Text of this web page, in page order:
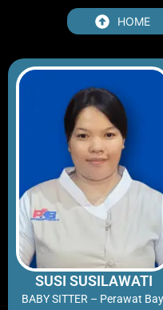
HOME
SUSI SUSILAWATI
BABY SITTER – Perawat